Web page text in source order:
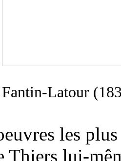
Latour
les
Thiers lui-